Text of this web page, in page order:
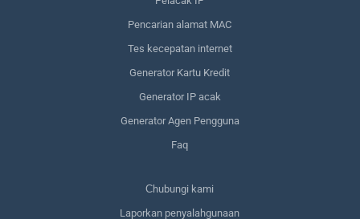
Pencarian alamat MAC
Tes kecepatan internet
Generator Kartu Kredit
Generator IP acak
Generator Agen Pengguna
Faq
Сhubungi kami
Laporkan penyalahgunaan